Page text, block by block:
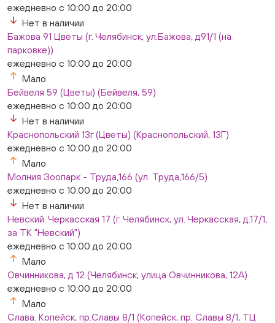
ежедневно с 10:00 до 20:00
Нет в наличии
Бажова 91 Цветы (г. Челябинск, ул.Бажова, д91/1 (на
парковке))
ежедневно с 10:00 до 20:00
Мало
Бейвеля 59 (Цветы) (Бейвеля, 59)
ежедневно с 10:00 до 20:00
Нет в наличии
Краснопольский 13г (Цветы) (Краснопольский, 13Г)
ежедневно с 10:00 до 20:00
Мало
Молния Зоопарк - Труда,166 (ул. Труда,166/5)
ежедневно с 10:00 до 20:00
Нет в наличии
Невский. Черкасская 17 (г. Челябинск, ул. Черкасская, д.17/1,
за ТК "Невский")
ежедневно с 10:00 до 20:00
Мало
Овчинникова, д 12 (Челябинск, улица Овчинникова, 12А)
ежедневно с 10:00 до 20:00
Мало
Слава. Копейск, пр.Славы 8/1 (Копейск, пр. Славы 8/1, ТЦ